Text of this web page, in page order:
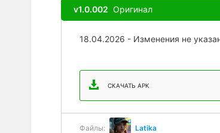
v1.0.002 Оригинал
18.04.2026 - Изменения не
СКАЧАТЬ APK
Файлы: Latika